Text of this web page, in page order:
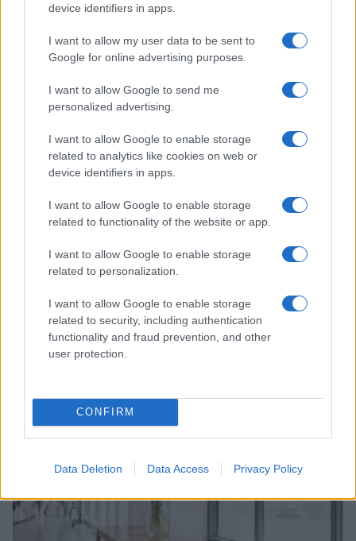
device identifiers in apps.
I want to allow my user data to be sent to
Google for online advertising purposes.
I want to allow Google to send me
personalized advertising.
I want to allow Google to enable storage
related to analytics like cookies on web or
device identifiers in apps.
I want to allow Google to enable storage
related to functionality of the website or app.
I want to allow Google to enable storage
related to personalization.
I want to allow Google to enable storage
related to security, including authentication
functionality and fraud prevention, and other
user protection.
CONFIRM
Data Deletion Data Access Privacy Policy
Italia, cultura e soft power: come valorizzare il nostro
patrimonio
Camilla Fiore · 7 Ago 2026
LIFESTYLE
Mostre di moda 2026: Franco Moschino a Forte di
LIFESTYLE